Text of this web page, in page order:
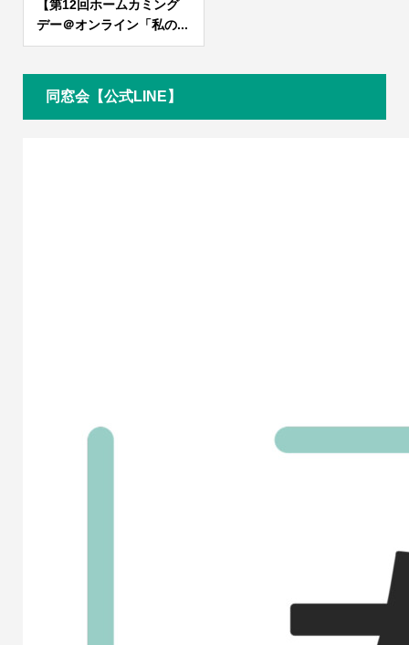
【第12回ホームカミング
デー＠オンライン「私の...
同窓会【公式LINE】